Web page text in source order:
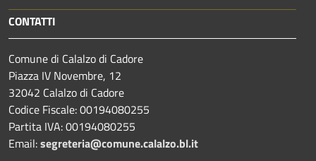
CONTATTI
Comune di Calalzo di Cadore
Piazza IV Novembre, 12
32042 Calalzo di Cadore
Codice Fiscale: 00194080255
Partita IVA: 00194080255
Email:segreteria@comune.calalzo.bl.it